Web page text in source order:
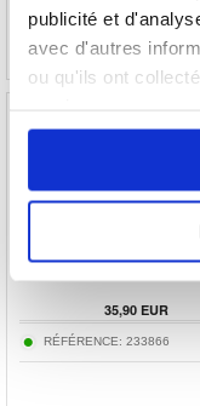
publicité et
avec d'autres
ou qu'ils ont
Coque Samsung Galaxy Z Flip3
35,90EUR
RÉFÉRENCE: 233866